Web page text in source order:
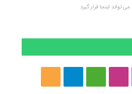
تواند اینجا قرار گیرد